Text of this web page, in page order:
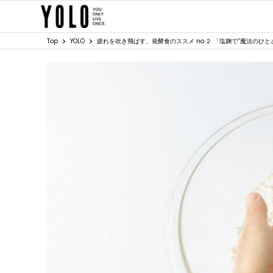
Top YOLO 疲れを吹き飛ばす、発酵食のススメ no.２ 「塩麹で“魔法のひと